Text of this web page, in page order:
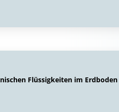
Flüssigkeiten im Erdboden